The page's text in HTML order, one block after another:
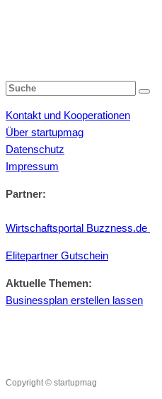
Kontakt und Kooperationen
Über startupmag
Datenschutz
Impressum
Partner:
Wirtschaftsportal Buzzness.de
Elitepartner Gutschein
Aktuelle Themen:
Businessplan erstellen lassen
Copyright © startupmag